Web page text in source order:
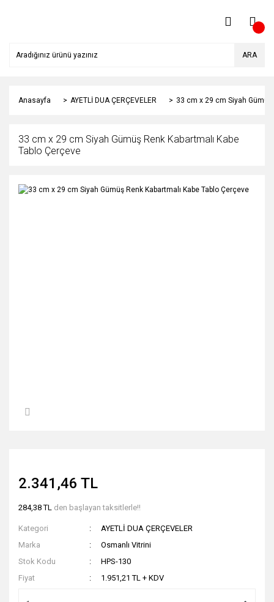
ARA
Anasayfa AYETLİ DUA ÇERÇEVELER 33 cm x 29 cm Siyah Gümüş
33 cm x 29 cm Siyah Gümüş Renk Kabartmalı Kabe
Tablo Çerçeve
2.341,46 TL
284,38 TL den başlayan taksitlerle!!
Kategori
AYETLİ DUA ÇERÇEVELER
Marka
Osmanlı Vitrini
Stok Kodu
HPS-130
Fiyat
1.951,21 TL + KDV